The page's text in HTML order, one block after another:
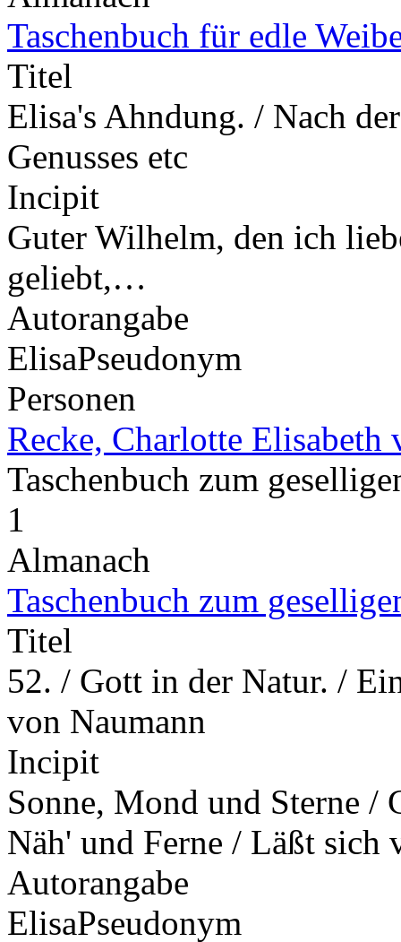
Taschenbuch für edle
Titel
Elisa's Ahndung. / Nach
Genusses etc
Incipit
Guter Wilhelm, den ich
geliebt,…
Autorangabe
ElisaPseudonym
Personen
Recke, Charlotte Elisabeth
Taschenbuch zum
1
Almanach
Taschenbuch zum
Titel
52. / Gott in der Natur. /
von Naumann
Incipit
Sonne, Mond und Sterne /
Näh' und Ferne / Läßt sich
Autorangabe
ElisaPseudonym